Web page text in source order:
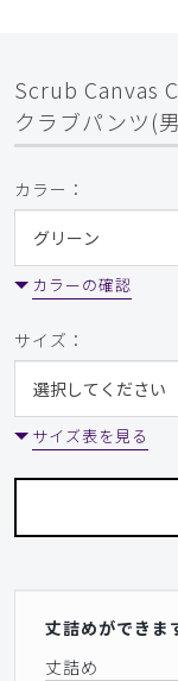
Scrub Canvas
クラブパンツ(
カラー：
カラーの確認
サイズ：
サイズ表を見る
丈詰めができま
丈詰め